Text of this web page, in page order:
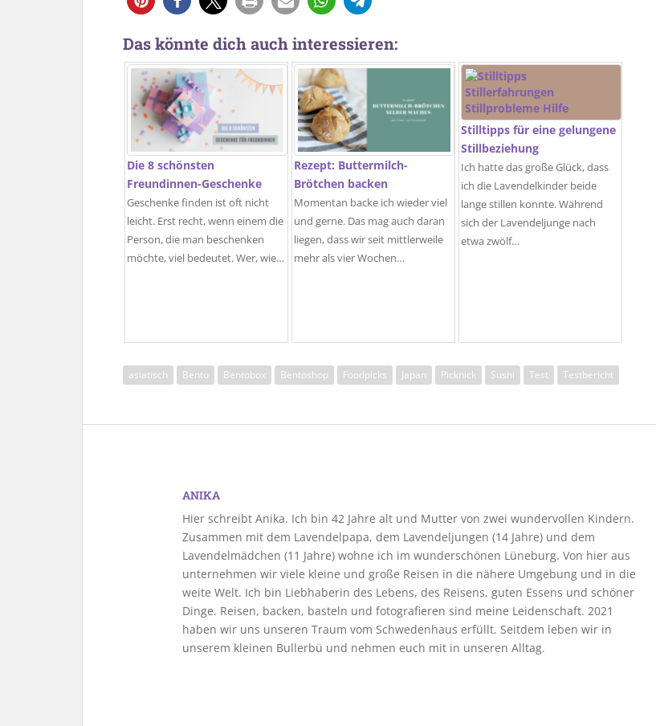
Das könnte dich auch interessieren:
Die 8 schönsten
Freundinnen-Geschenke
Geschenke finden ist oft nicht
leicht. Erst recht, wenn einem die
Person, die man beschenken
möchte, viel bedeutet. Wer, wie…
Rezept: Buttermilch-
Brötchen backen
Momentan backe ich wieder viel
und gerne. Das mag auch daran
liegen, dass wir seit mittlerweile
mehr als vier Wochen…
Stilltipps für eine gelungene
Stillbeziehung
Ich hatte das große Glück, dass
ich die Lavendelkinder beide
lange stillen konnte. Während
sich der Lavendeljunge nach
etwa zwölf…
asiatisch Bento Bentobox Bentoshop Foodpicks Japan Picknick Sushi Test Testbericht
ANIKA
Hier schreibt Anika. Ich bin 42 Jahre alt und Mutter von zwei wundervollen Kindern.
Zusammen mit dem Lavendelpapa, dem Lavendeljungen (14 Jahre) und dem
Lavendelmädchen (11 Jahre) wohne ich im wunderschönen Lüneburg. Von hier aus
unternehmen wir viele kleine und große Reisen in die nähere Umgebung und in die
weite Welt. Ich bin Liebhaberin des Lebens, des Reisens, guten Essens und schöner
Dinge. Reisen, backen, basteln und fotografieren sind meine Leidenschaft. 2021
haben wir uns unseren Traum vom Schwedenhaus erfüllt. Seitdem leben wir in
unserem kleinen Bullerbü und nehmen euch mit in unseren Alltag.